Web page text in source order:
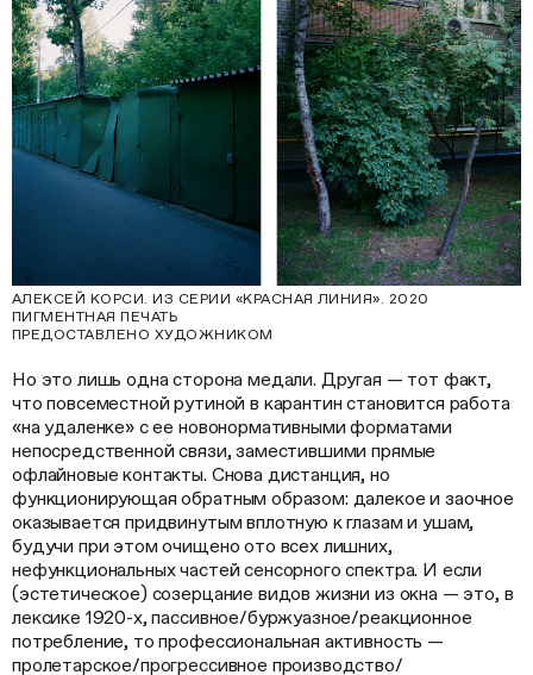
АЛЕКСЕЙ КОРСИ. ИЗ СЕРИИ «КРАСНАЯ ЛИНИЯ». 2020
ПИГМЕНТНАЯ ПЕЧАТЬ
ПРЕДОСТАВЛЕНО ХУДОЖНИКОМ
Но это лишь одна сторона медали. Другая — тот факт,
что повсеместной рутиной в карантин становится работа
«на удаленке» с ее новонормативными форматами
непосредственной связи, заместившими прямые
офлайновые контакты. Снова дистанция, но
функционирующая обратным образом: далекое и заочное
оказывается придвинутым вплотную к глазам и ушам,
будучи при этом очищено ото всех лишних,
нефункциональных частей сенсорного спектра. И если
(эстетическое) созерцание видов жизни из окна — это, в
лексике 1920-х, пассивное/буржуазное/реакционное
потребление, то профессиональная активность —
пролетарское/прогрессивное производство/